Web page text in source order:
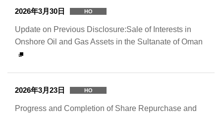
2026年3月30日 HO
Update on Previous Disclosure:Sale of Interests in
Onshore Oil and Gas Assets in the Sultanate of Oman
2026年3月23日 HO
Progress and Completion of Share Repurchase and